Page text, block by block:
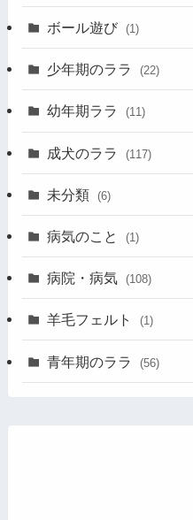
ボール遊び (1)
少年期のララ (22)
幼年期ララ (11)
成犬のララ (117)
未分類 (6)
病気のこと (1)
病院・病気 (108)
羊毛フェルト (1)
青年期のララ (56)